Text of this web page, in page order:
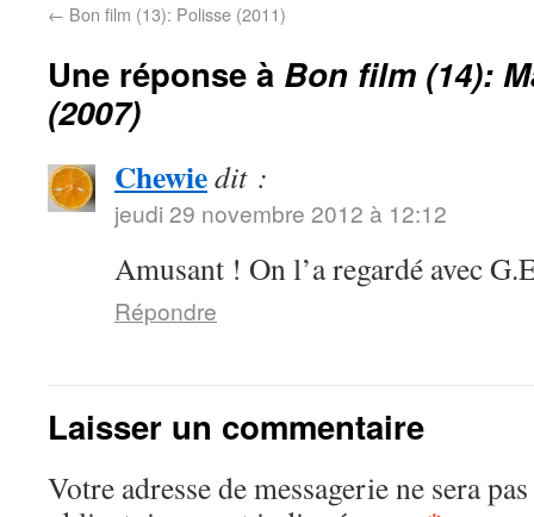
← Bon film (13): Polisse (2011)
Une réponse à Bon film (14):
(2007)
Chewiedit :
jeudi 29 novembre 2012 à 12:12
Amusant ! On l’a regardé avec
Répondre
Laisser un commentaire
Votre adresse de messagerie ne sera